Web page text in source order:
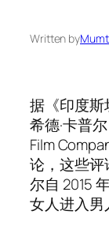
Written by
据《印度
希德·卡普
Film
论，这些评
尔自 2015
女人进入男